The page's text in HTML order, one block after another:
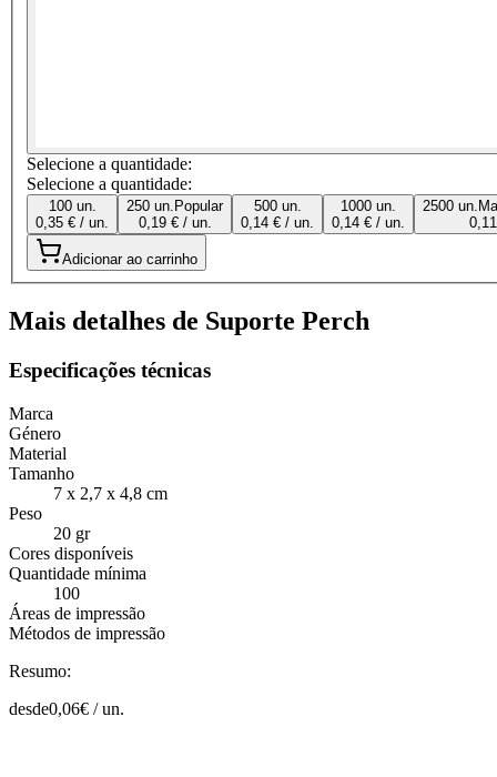
Selecione a quantidade:
Selecione a quantidade:
100 un.
0,35 € / un.
250 un. Popular
0,19 € / un.
500 un.
0,14 € / un.
1000 un.
0,14 € / un.
2500 un.
Adicionar ao carrinho
Mais detalhes de Suporte Perch
Especificações técnicas
Marca
Género
Material
Tamanho
7 x 2,7 x 4,8 cm
Peso
20 gr
Cores disponíveis
Quantidade mínima
100
Áreas de impressão
Métodos de impressão
Resumo:
desde0,06€ /un.